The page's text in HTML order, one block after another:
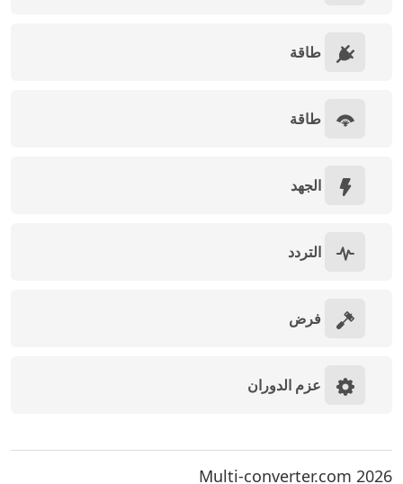
طاقة
طاقة
الجهد
التردد
فرض
عزم الدوران
Multi-converter.com 2026